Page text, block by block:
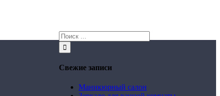
Свежие записи
Маникюрный салон